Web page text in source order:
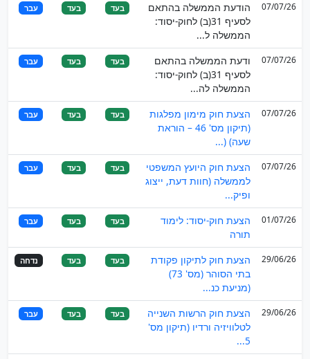
07/07/26
הודעת הממשלה בהתאם
לסעיף 31(ב) לחוק-יסוד:
הממשלה ל...
בעד בעד עבר
07/07/26
ודעת הממשלה בהתאם
לסעיף 31(ב) לחוק-יסוד:
הממשלה לה...
בעד בעד עבר
07/07/26
הצעת חוק מימון מפלגות
(תיקון מס' 46 – הוראת
שעה) (...
בעד בעד עבר
07/07/26
הצעת חוק היועץ המשפטי
לממשלה (חוות דעת, ייצוג
ופיק...
בעד בעד עבר
01/07/26
הצעת חוק-יסוד: לימוד
תורה
בעד בעד עבר
29/06/26
הצעת חוק לתיקון פקודת
בתי הסוהר (מס' 73)
(מניעת כנ...
בעד בעד נדחה
29/06/26
הצעת חוק הרשות השנייה
לטלוויזיה ורדיו (תיקון מס'
5...
בעד בעד עבר